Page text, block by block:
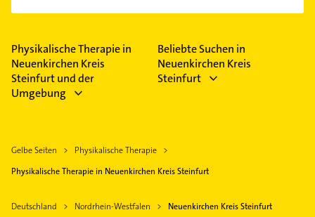
Physikalische Therapie in
Neuenkirchen Kreis
Steinfurt und der
Umgebung
Beliebte Suchen in
Neuenkirchen Kreis
Steinfurt
Gelbe Seiten
Physikalische Therapie
Physikalische Therapie in Neuenkirchen Kreis Steinfurt
Deutschland Nordrhein-Westfalen Neuenkirchen Kreis Steinfurt